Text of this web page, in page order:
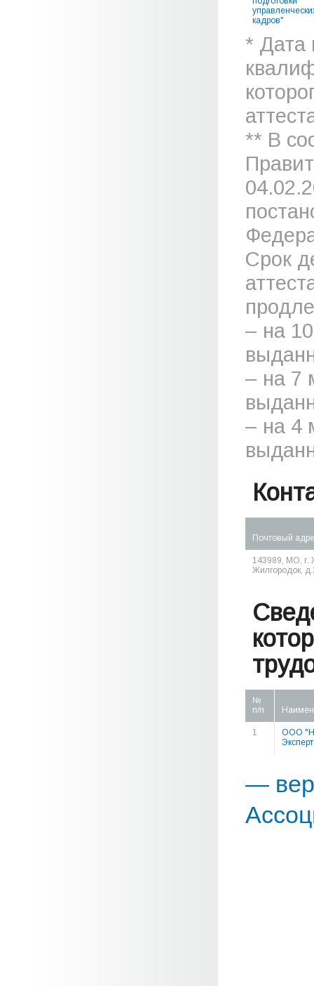
кадров"
* Дата
** В
Срок
– на
– на 7
– на 4
Почтовый
143989, МО, г.
Жилгородок,
№
п/п
1
ООО
—